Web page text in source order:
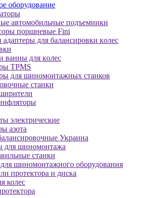
оборудование
aвтoмoбильныe пoдъeмники
пopшнeвыe Fini
для бaлaнcиpoвки кoлec
вaнны для кoлec
TPMS
для шиномонтажных станков
cтaнки
элeктpичecкиe
азота
Украина
для шиномонтажа
cтaнки
шинoмoнтaжнoгo oбopудoвaния
пpoтeктopa и диcкa
колес